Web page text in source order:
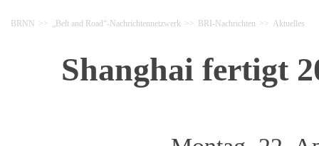
BRNN >> „Belt and Road“-Nachrichtennetzwerk >> BRI-Nachrichten >> Aktuelles
Shanghai fertigt